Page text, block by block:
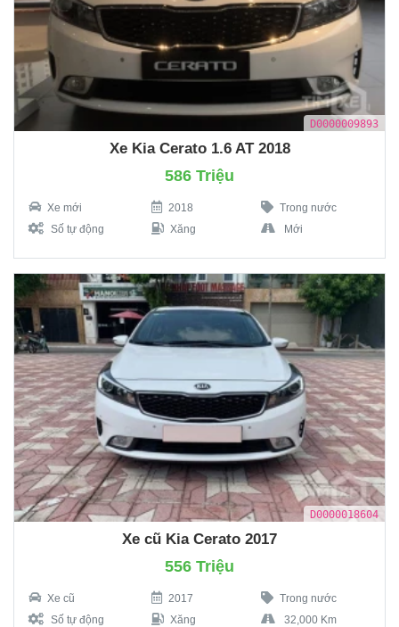
D0000009893
Xe Kia Cerato 1.6 AT 2018
586 Triệu
Xe mới 2018
Trong nước
Số tự động
Xăng Mới
D0000018604
Xe cũ Kia Cerato 2017
556 Triệu
Xe cũ 2017
Trong nước
Số tự động
Xăng 32,000 Km